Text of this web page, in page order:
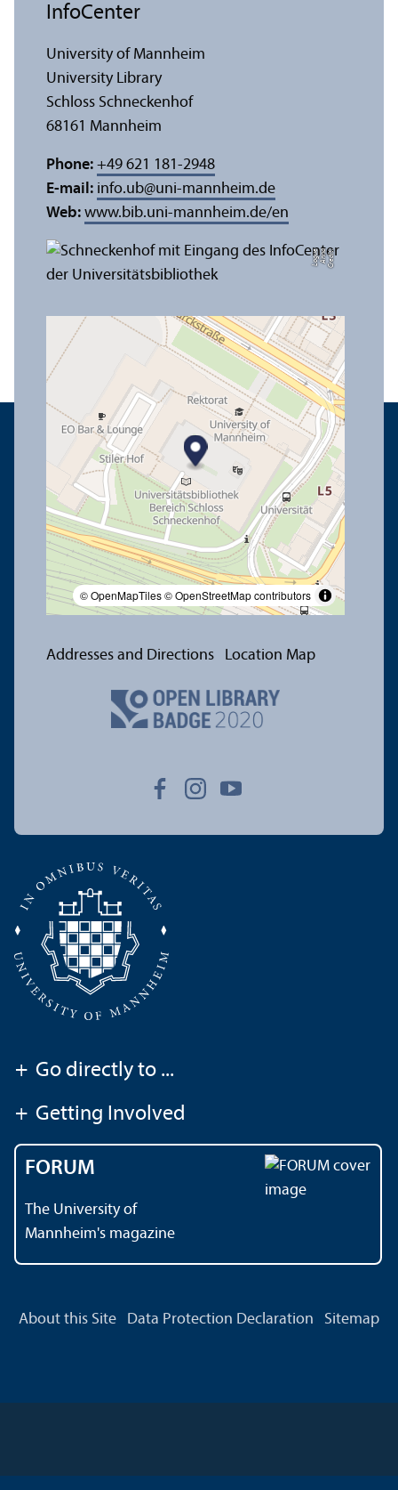
C
r
e
di
t:
A
n
n
a
L
o
g
u
e
© OpenMapTiles© OpenStreetMap contributors
InfoCenter
University of Mannheim
University Library
Schloss Schneckenhof
68161 Mannheim
Phone: +49 621 181-2948
E-mail: info.ub@uni-mannheim.de
Web: www.bib.uni-mannheim.de/en
Addresses and Directions Location Map
+ Go directly to ...
+ Getting Involved
FORUM
The University of
Mannheim's magazine
About this Site Data Protection Declaration Sitemap